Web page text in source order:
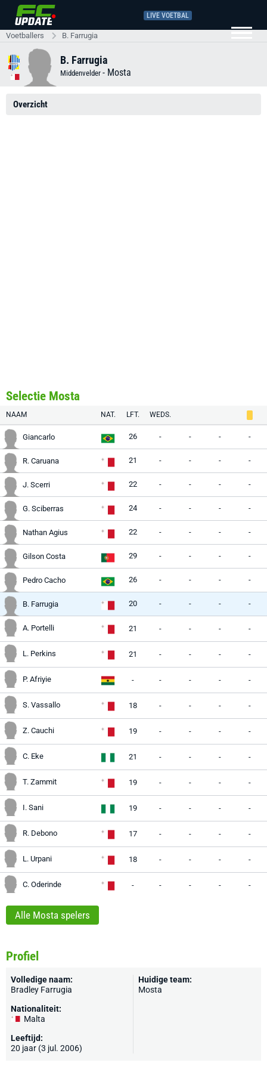
LIVE VOETBAL
Voetballers B. Farrugia
B. Farrugia
Middenvelder - Mosta
Overzicht
Selectie Mosta
NAAM NAT. LFT. WEDS.
Giancarlo 26 - - - -
R. Caruana 21 - - - -
J. Scerri 22 - - - -
G. Sciberras 24 - - - -
Nathan Agius 22 - - - -
Gilson Costa 29 - - - -
Pedro Cacho 26 - - - -
B. Farrugia 20 - - - -
A. Portelli 21 - - - -
L. Perkins 21 - - - -
P. Afriyie - - - - -
S. Vassallo 18 - - - -
Z. Cauchi 19 - - - -
C. Eke 21 - - - -
T. Zammit 19 - - - -
I. Sani 19 - - - -
R. Debono 17 - - - -
L. Urpani 18 - - - -
C. Oderinde - - - - -
Alle Mosta spelers
Profiel
Volledige naam:
Bradley Farrugia
Nationaliteit:
Malta
Leeftijd:
20 jaar (3 jul. 2006)
Huidige team:
Mosta